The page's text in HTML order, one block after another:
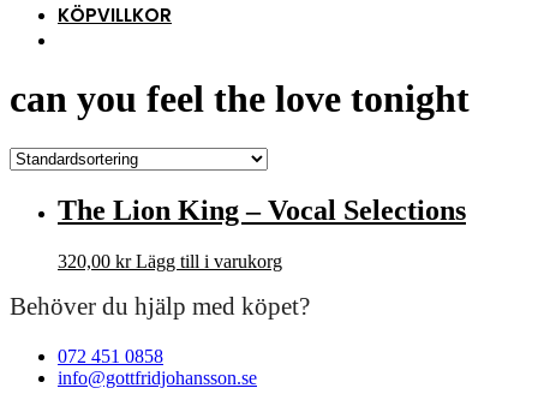
KÖPVILLKOR
can you feel the love tonight
The Lion King – Vocal Selections
320,00 kr Lägg till i varukorg
Behöver du hjälp med köpet?
072 451 0858
info@gottfridjohansson.se